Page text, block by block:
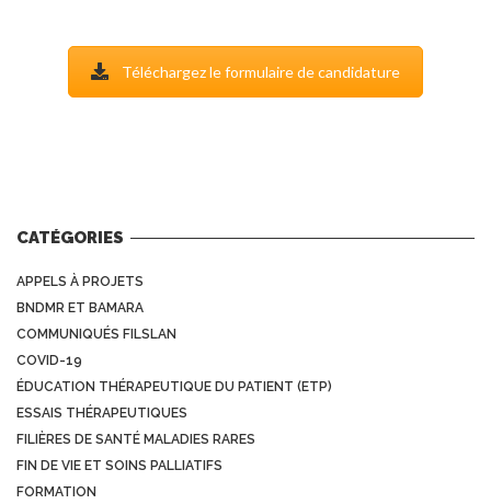
Téléchargez le formulaire de candidature
CATÉGORIES
APPELS À PROJETS
BNDMR ET BAMARA
COMMUNIQUÉS FILSLAN
COVID-19
ÉDUCATION THÉRAPEUTIQUE DU PATIENT (ETP)
ESSAIS THÉRAPEUTIQUES
FILIÈRES DE SANTÉ MALADIES RARES
FIN DE VIE ET SOINS PALLIATIFS
FORMATION